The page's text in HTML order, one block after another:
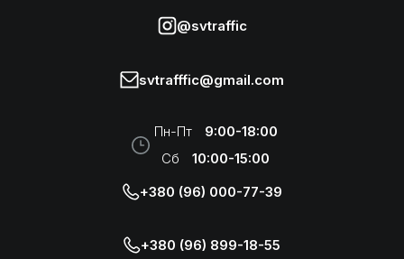
@svtraffic
svtrafffic@gmail.com
Пн-Пт
9:00-18:00
Сб
10:00-15:00
+380 (96) 000-77-39
+380 (96) 899-18-55